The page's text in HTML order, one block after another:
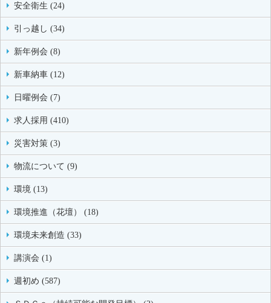
安全衛生 (24)
引っ越し (34)
新年例会 (8)
新車納車 (12)
日曜例会 (7)
求人採用 (410)
災害対策 (3)
物流について (9)
環境 (13)
環境推進（花壇） (18)
環境未来創造 (33)
講演会 (1)
週初め (587)